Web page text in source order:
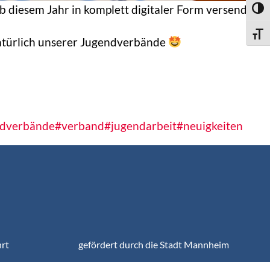
diesem Jahr in komplett digitaler Form versendet
unserer Jugendverbände
#verband#jugendarbeit#neuigkeiten
gefördert durch die Stadt Mannheim